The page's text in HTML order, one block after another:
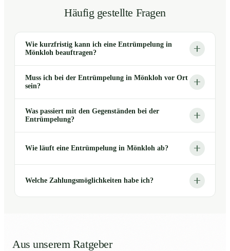
Häufig gestellte Fragen
Wie kurzfristig kann ich eine Entrümpelung in
Mönkloh beauftragen?
Muss ich bei der Entrümpelung in Mönkloh vor Ort
sein?
Was passiert mit den Gegenständen bei der
Entrümpelung?
Wie läuft eine Entrümpelung in Mönkloh ab?
Welche Zahlungsmöglichkeiten habe ich?
Aus unserem Ratgeber